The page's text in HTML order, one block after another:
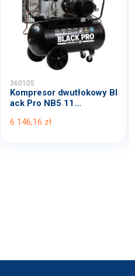
360105
Kompresor dwutłokowy Bl
ack Pro NB5 11...
6 146,16 zł